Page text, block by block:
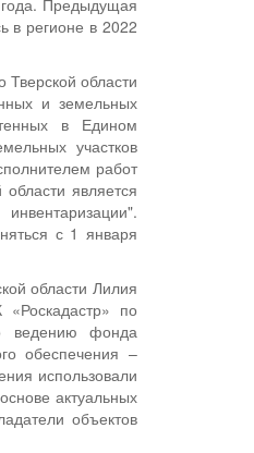
года. Предыдущая
в регионе в 2022
области
и земельных
в Едином
участков
работ
является
с 1 января
области Лилия
по
ведению фонда
обеспечения –
использовали
актуальных
объектов